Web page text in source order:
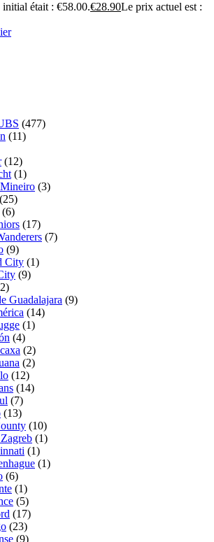
était : €58.00.€28.90Le prix actuel est :
(477)
(11)
(12)
(1)
(3)
(25)
(6)
(17)
(7)
(9)
City (1)
(9)
Guadalajara (9)
(14)
(1)
(4)
(2)
(2)
(12)
(14)
(7)
(13)
(10)
(1)
(1)
(1)
(6)
(1)
(5)
(17)
(23)
(9)